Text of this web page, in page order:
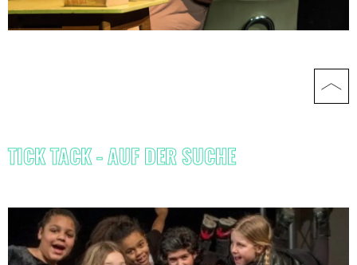
TICK TACK - AUF DER SUCHE